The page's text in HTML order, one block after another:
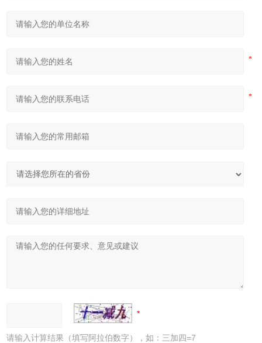
请输入计算结果（填写阿拉伯数字），如：三加四=7